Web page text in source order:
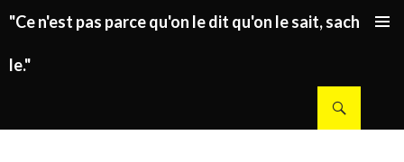
"Ce n'est pas parce qu'on le dit qu'on le sait, sachez
le."